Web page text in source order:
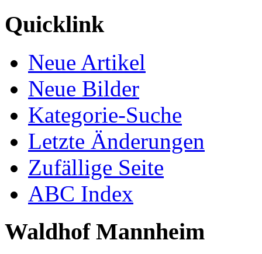
Quicklink
Neue Artikel
Neue Bilder
Kategorie-Suche
Letzte Änderungen
Zufällige Seite
ABC Index
Waldhof Mannheim